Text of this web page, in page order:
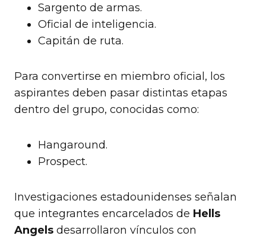
Sargento de armas.
Oficial de inteligencia.
Capitán de ruta.
Para convertirse en miembro oficial, los
aspirantes deben pasar distintas etapas
dentro del grupo, conocidas como:
Hangaround.
Prospect.
Investigaciones estadounidenses señalan
que integrantes encarcelados de Hells
Angels desarrollaron vínculos con